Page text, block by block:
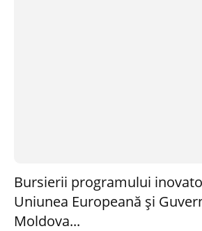
Bursierii programului
Uniunea Europeană și
Moldova...